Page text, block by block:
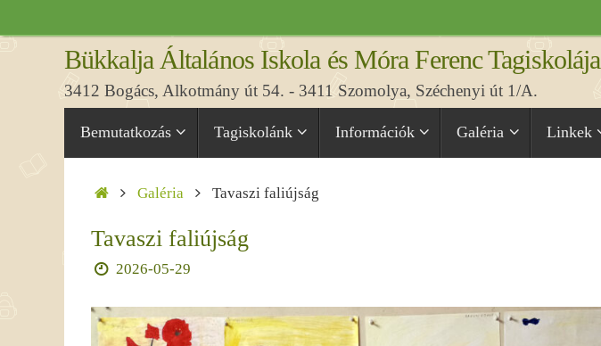
a
tartalomraBükkalja Általános Iskola és Móra Ferenc Tagiskolája
3412 Bogács, Alkotmány út 54. - 3411 Szomolya, Széchenyi út 1/A.
Bemutatkozás Tagiskolánk Információk Galéria Linkek
HomeGaléria Tavaszi faliújság
Tavaszi faliújság
2026-05-29